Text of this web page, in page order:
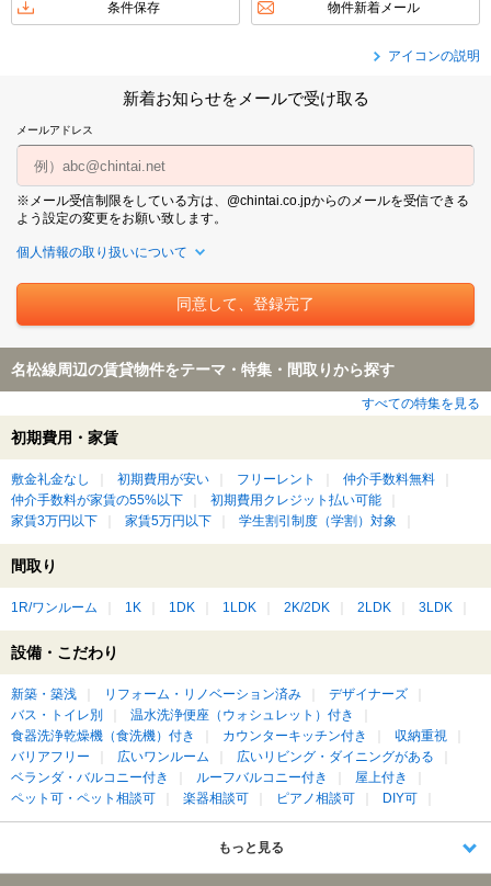
条件保存 物件新着メール
アイコンの説明
新着お知らせをメールで受け取る
メールアドレス
※メール受信制限をしている方は、@chintai.co.jpからのメールを受信できる
よう設定の変更をお願い致します。
個人情報の取り扱いについて
名松線周辺の賃貸物件をテーマ・特集・間取りから探す
すべての特集を見る
初期費用・家賃
敷金礼金なし 初期費用が安い フリーレント
仲介手数料無料
仲介手数料が家賃の55%以下
初期費用クレジット払い可能
家賃3万円以下
家賃5万円以下 学生割引制度（学割）対象
間取り
1R/ワンルーム 1K 1DK 1LDK 2K/2DK 2LDK 3LDK
設備・こだわり
新築・築浅 リフォーム・リノベーション済み
デザイナーズ
バス・トイレ別
温水洗浄便座（ウォシュレット）付き
食器洗浄乾燥機（食洗機）付き
カウンターキッチン付き
収納重視
バリアフリー
広いワンルーム
広いリビング・ダイニングがある
ベランダ・バルコニー付き
ルーフバルコニー付き
屋上付き
ペット可・ペット相談可
楽器相談可 ピアノ相談可 DIY可
もっと見る